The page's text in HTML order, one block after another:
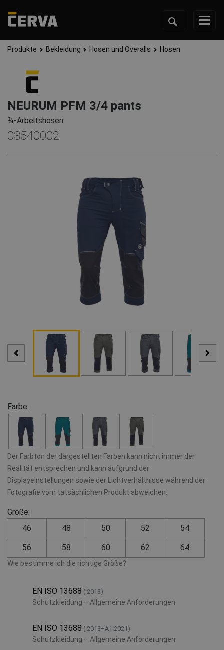
Produkte Bekleidung Hosen und Overalls Hosen
NEURUM PFM 3/4 pants
¾-Arbeitshosen
03540002
Farbe:
Der Farbton der dargestellten Farben kann nicht immer der
Realität entsprechen und kann aufgrund der
Displayeinstellungen sowie der Lichtverhältnisse während der
Fotografie vom tatsächlichen Produkt abweichen.
Größe:
46
48 50 52 54
56 58 60 62 64
Wie bestimme ich die richtige Größe?
EN ISO 13688 (:2013)
Schutzkleidung – Allgemeine Anforderungen
EN ISO 13688 (:2013+A1:2021)
Schutzkleidung – Allgemeine Anforderungen